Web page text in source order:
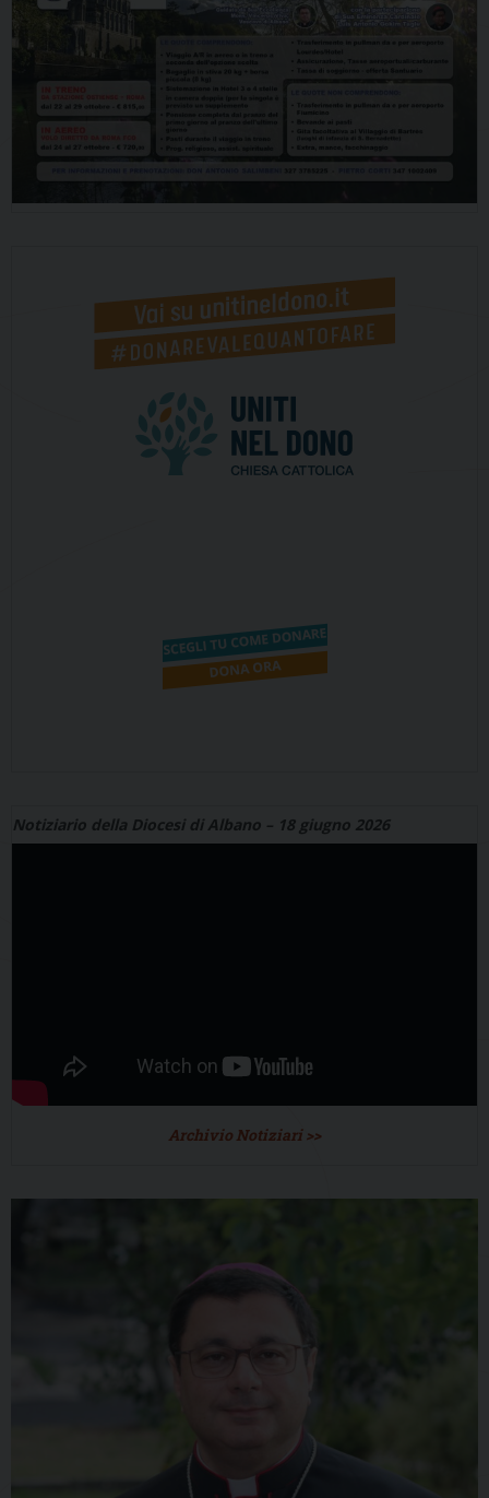
Notiziario della Diocesi di Albano – 18 giugno 2026
Archivio Notiziari >>